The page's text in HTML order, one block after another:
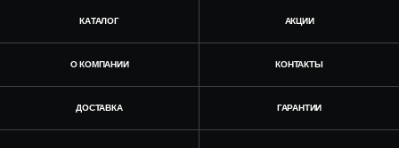
КАТАЛОГ АКЦИИ
О КОМПАНИИ КОНТАКТЫ
ДОСТАВКА ГАРАНТИИ